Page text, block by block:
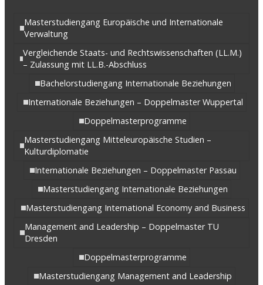
Masterstudiengang Europäische und Internationale
Verwaltung
Vergleichende Staats- und Rechtswissenschaften (LL.M.)
– Zulassung mit LL.B.-Abschluss
Bachelorstudiengang Internationale Beziehungen
Internationale Beziehungen – Doppelmaster Wuppertal
Doppelmasterprogramme
Masterstudiengang Mitteleuropäische Studien –
Kulturdiplomatie
Internationale Beziehungen – Doppelmaster Passau
Masterstudiengang Internationale Beziehungen
Masterstudiengang International Economy and Business
Management and Leadership – Doppelmaster TU
Dresden
Doppelmasterprogramme
Masterstudiengang Management and Leadership